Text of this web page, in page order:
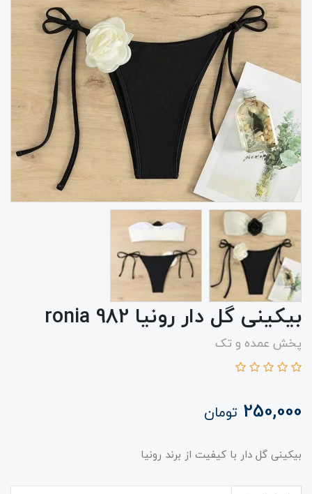
بیکینی گل دار رونیا 982 ronia
پخش عمده و تک
250,000 تومان
بیکینی گل دار با کیفیت از برند رونیا